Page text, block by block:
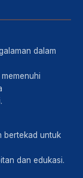
dalam
bertekad untuk
dan edukasi.